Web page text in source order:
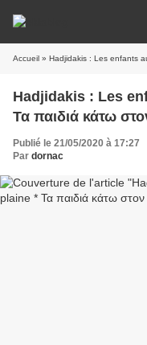
Accueil » Hadjidakis : Les enfants
Hadjidakis : Les
Τα παιδιά κάτω
Publié le 21/05/2020 à 17:27
Par dornac